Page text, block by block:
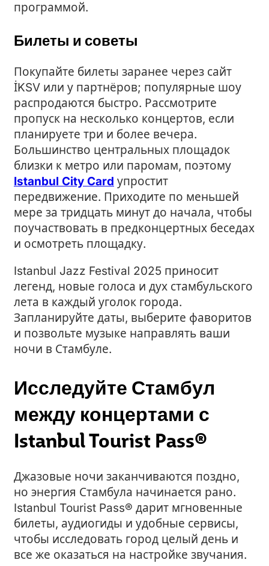
программой.
Билеты и советы
Покупайте билеты заранее через сайт
İKSV или у партнёров; популярные шоу
распродаются быстро. Рассмотрите
пропуск на несколько концертов, если
планируете три и более вечера.
Большинство центральных площадок
близки к метро или паромам, поэтому
Istanbul City Card упростит
передвижение. Приходите по меньшей
мере за тридцать минут до начала, чтобы
поучаствовать в предконцертных беседах
и осмотреть площадку.
Istanbul Jazz Festival 2025 приносит
легенд, новые голоса и дух стамбульского
лета в каждый уголок города.
Запланируйте даты, выберите фаворитов
и позвольте музыке направлять ваши
ночи в Стамбуле.
Исследуйте Стамбул
между концертами с
Istanbul Tourist Pass®
Джазовые ночи заканчиваются поздно,
но энергия Стамбула начинается рано.
Istanbul Tourist Pass® дарит мгновенные
билеты, аудиогиды и удобные сервисы,
чтобы исследовать город целый день и
все же оказаться на настройке звучания.